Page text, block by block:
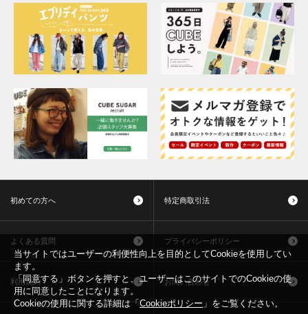
初めての方へ 特定商取引法
よくある質問 プライバシーポリシー
利用規約 お問い合わせ
当サイトではユーザーの利便性向上を目的としてCookieを使用してい
ます。
「同意する」ボタンを押すと、ユーザーはこのサイトでのCookieの使
用に同意したことになります。
Cookieの使用に関する詳細は「 Cookieポリシー 」をご覧ください。